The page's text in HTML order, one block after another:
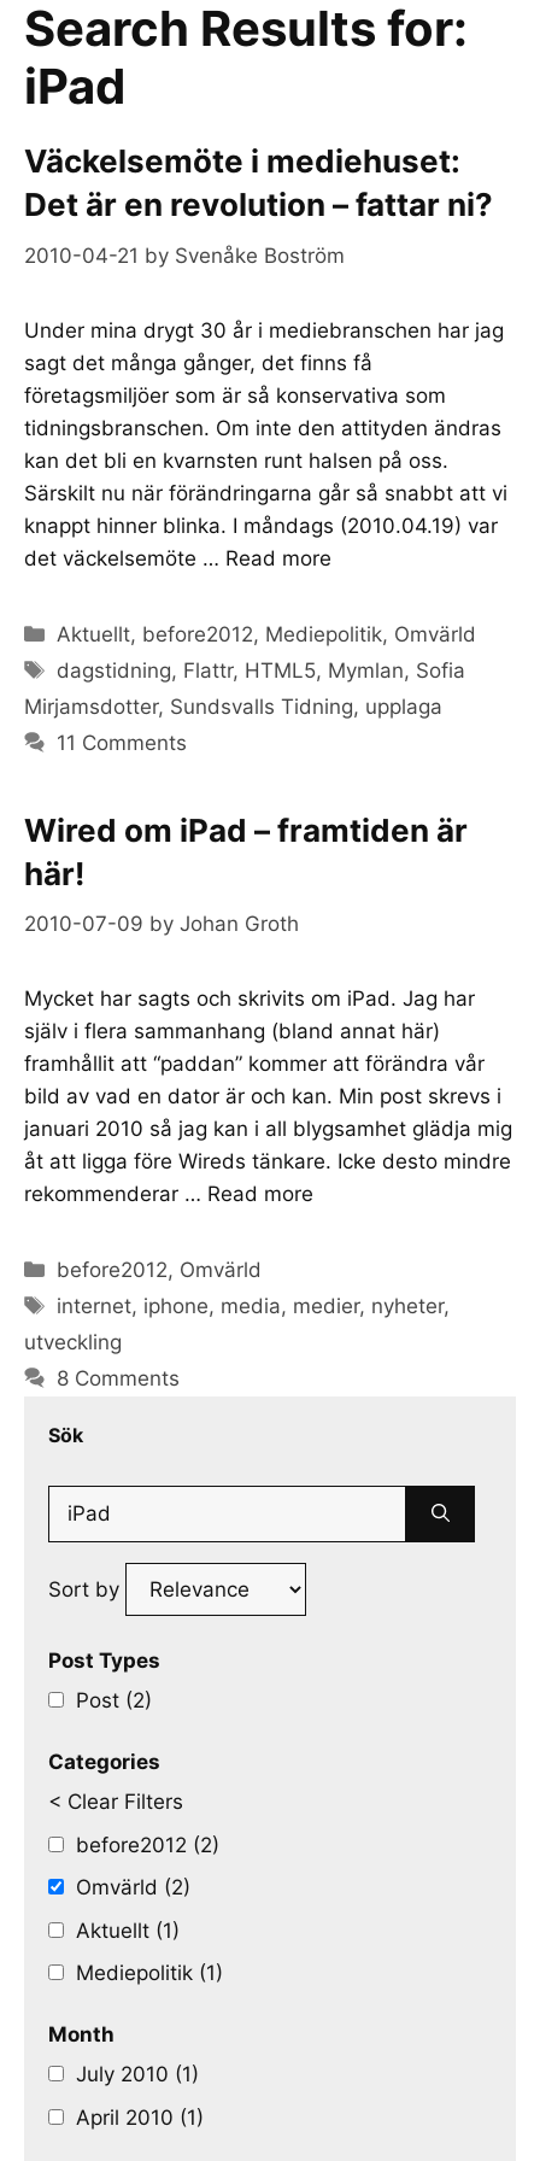
Search Results for:
iPad
Väckelsemöte i mediehuset:
Det är en revolution – fattar ni?
2010-04-21 by Svenåke Boström
Under mina drygt 30 år i mediebranschen har jag
sagt det många gånger, det finns få
företagsmiljöer som är så konservativa som
tidningsbranschen. Om inte den attityden ändras
kan det bli en kvarnsten runt halsen på oss.
Särskilt nu när förändringarna går så snabbt att vi
knappt hinner blinka. I måndags (2010.04.19) var
det väckelsemöte … Read more
Categories
Aktuellt, before2012, Mediepolitik, Omvärld
Tags
dagstidning, Flattr, HTML5, Mymlan, Sofia
Mirjamsdotter, Sundsvalls Tidning, upplaga
11 Comments
Wired om iPad – framtiden är
här!
2010-07-09 by Johan Groth
Mycket har sagts och skrivits om iPad. Jag har
själv i flera sammanhang (bland annat här)
framhållit att “paddan” kommer att förändra vår
bild av vad en dator är och kan. Min post skrevs i
januari 2010 så jag kan i all blygsamhet glädja mig
åt att ligga före Wireds tänkare. Icke desto mindre
rekommenderar … Read more
Categories
before2012, Omvärld
Tags
internet, iphone, media, medier, nyheter,
utveckling
8 Comments
Sök
Search
Sort by
Post Types
Post (2)
Categories
< Clear Filters
before2012 (2)
Omvärld (2)
Aktuellt (1)
Mediepolitik (1)
Month
July 2010 (1)
April 2010 (1)